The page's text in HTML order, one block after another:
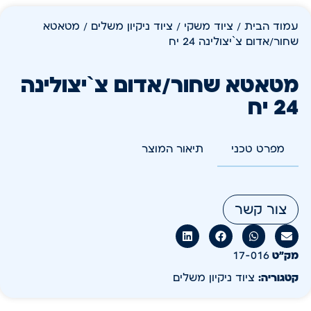
עמוד הבית / ציוד משקי / ציוד ניקיון משלים / מטאטא
שחור/אדום צ`יצולינה 24 יח
מטאטא שחור/אדום צ`יצולינה
24 יח
מפרט טכני תיאור המוצר
צור קשר
מק״ט 17-016
קטגוריה: ציוד ניקיון משלים